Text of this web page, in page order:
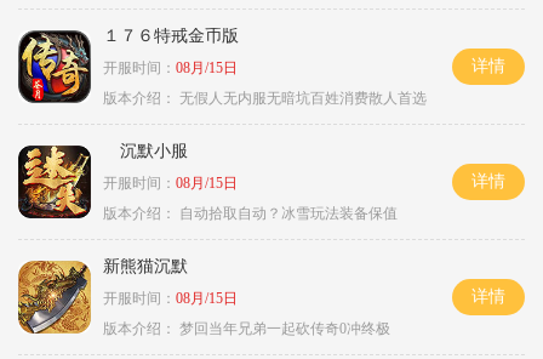
１７６特戒金币版
开服时间： 08月/15日
版本介绍： 无假人无内服无暗坑百姓消费散人首选
详情
沉默小服
开服时间： 08月/15日
版本介绍：
自动拾取自动？冰雪玩法装备保值
详情
新熊猫沉默
开服时间： 08月/15日
版本介绍： 梦回当年兄弟一起砍传奇0冲终极
详情